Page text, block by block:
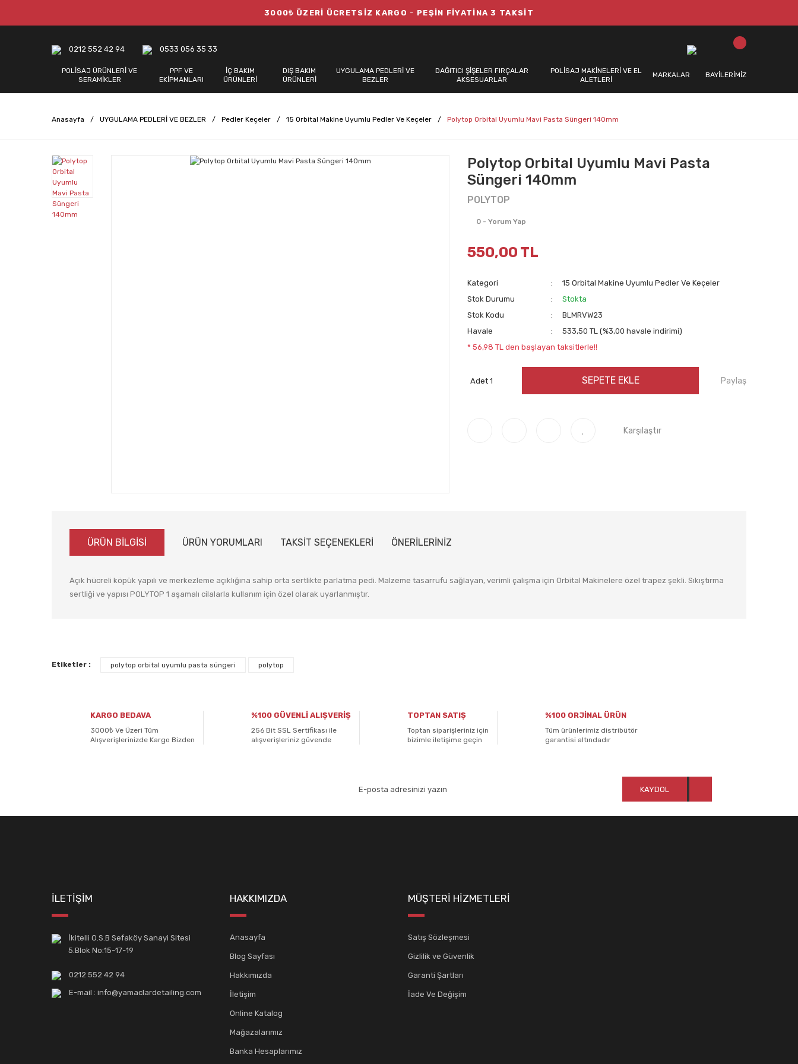
3000₺ ÜZERİ ÜCRETSİZ KARGO - PEŞİN FİYATİNA 3 TAKSİT
0212 552 42 94 0533 056 35 33
POLİSAJ ÜRÜNLERİ VE
SERAMİKLER
PPF VE
EKİPMANLARI
İÇ BAKIM
ÜRÜNLERİ
DIŞ BAKIM
ÜRÜNLERİ
UYGULAMA PEDLERİ VE
BEZLER
DAĞITICI ŞİŞELER FIRÇALAR
AKSESUARLAR
POLİSAJ MAKİNELERİ VE EL
ALETLERİ
MARKALAR BAYİLERİMİZ
Anasayfa UYGULAMA PEDLERİ VE BEZLER Pedler Keçeler 15 Orbital Makine Uyumlu Pedler Ve Keçeler Polytop Orbital Uyumlu Mavi Pasta Süngeri 140mm
Polytop Orbital Uyumlu Mavi Pasta
Süngeri 140mm
POLYTOP
0 - Yorum Yap
550,00 TL
Kategori
15 Orbital Makine Uyumlu Pedler Ve Keçeler
Stok Durumu
Stokta
Stok Kodu
BLMRVW23
Havale
533,50 TL (%3,00 havale indirimi)
* 56,98 TL den başlayan taksitlerle!!
SEPETE EKLE Paylaş
Karşılaştır
ÜRÜN BİLGİSİ ÜRÜN YORUMLARI TAKSİT SEÇENEKLERİ ÖNERİLERİNİZ
Açık hücreli köpük yapılı ve merkezleme açıklığına sahip orta sertlikte parlatma pedi. Malzeme tasarrufu sağlayan, verimli çalışma için Orbital Makinelere özel trapez şekli. Sıkıştırma
sertliği ve yapısı POLYTOP 1 aşamalı cilalarla kullanım için özel olarak uyarlanmıştır.
Ürün açıklamasında eksik bilgiler bulunuyor.
Ürün bilgilerinde hatalar bulunuyor.
Etiketler : polytop orbital uyumlu pasta süngeri polytop
KARGO BEDAVA
3000₺ Ve Üzeri Tüm
Alışverişlerinizde Kargo Bizden
%100 GÜVENLİ ALIŞVERİŞ
256 Bit SSL Sertifikası ile
alışverişleriniz güvende
TOPTAN SATIŞ
Toptan siparişleriniz için
bizimle iletişime geçin
%100 ORJİNAL ÜRÜN
Tüm ürünlerimiz distribütör
garantisi altındadır
KAYDOL
İLETİŞİM
İkitelli O.S.B Sefaköy Sanayi Sitesi
5.Blok No:15-17-19
0212 552 42 94
E-mail : info@yamaclardetailing.com
HAKKIMIZDA
Anasayfa
Blog Sayfası
Hakkımızda
İletişim
Online Katalog
Mağazalarımız
Banka Hesaplarımız
MÜŞTERİ HİZMETLERİ
Satış Sözleşmesi
Gizlilik ve Güvenlik
Garanti Şartları
İade Ve Değişim